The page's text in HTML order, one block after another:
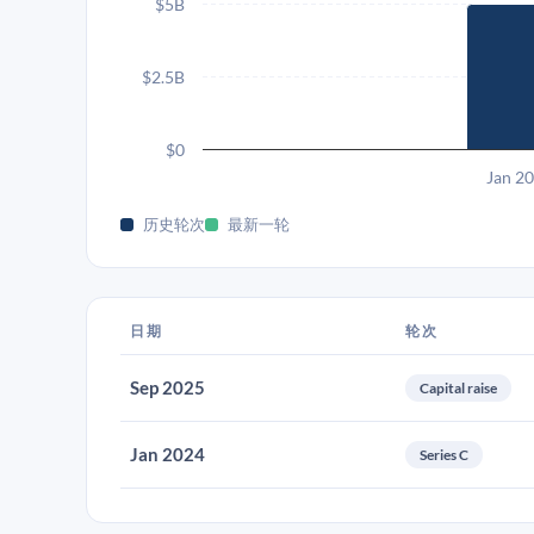
Jan
$0
$2.5B
$5B
历史轮次 最新一轮
日期 轮次
Sep 2025 Capital raise
Jan 2024 Series C